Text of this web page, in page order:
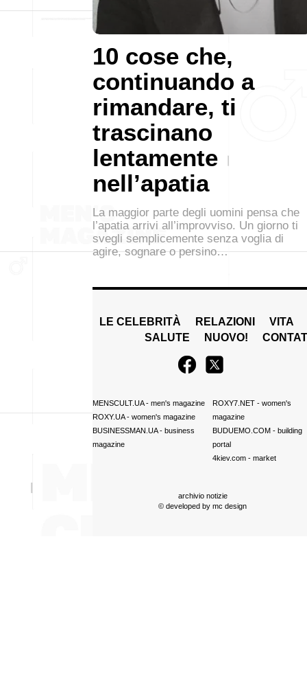
10 cose che,
continuando a
rimandare, ti
trascinano
lentamente
nell’apatia
La maggior parte degli uomini pensa che
l’apatia arrivi all’improvviso. Un giorno ti
svegli semplicemente senza voglia di
agire, sognare o persino…
LE CELEBRITÀ RELAZIONI
VITA
SALUTE
NUOVO!
MENSCULT.UA- men's magazine
ROXY.UA- women's magazine
BUSINESSMAN.UA- business
magazine
ROXY7.NET- women's
magazine
BUDUEMO.COM- building
portal
4kiev.com- market
archivio notizie
© developed by mc design